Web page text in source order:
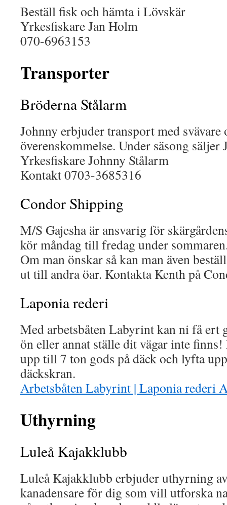
Beställ fisk och hämta i Lövskär
Yrkesfiskare Jan Holm
070-6963153
Transporter
Bröderna Stålarm
Johnny erbjuder transport med svävare
överenskommelse. Under säsong
Yrkesfiskare Johnny Stålarm
Kontakt 0703-3685316
Condor Shipping
M/S Gajesha är ansvarig för
kör måndag till fredag under
Om man önskar så kan man även
ut till andra öar. Kontakta Kenth på
Laponia rederi
Med arbetsbåten Labyrint kan ni få ert
ön eller annat ställe dit vägar inte
upp till 7 ton gods på däck och lyfta
däckskran.
Arbetsbåten Labyrint | Laponia rederi
Uthyrning
Luleå Kajakklubb
Luleå Kajakklubb erbjuder uthyrning
kanadensare för dig som vill utforska